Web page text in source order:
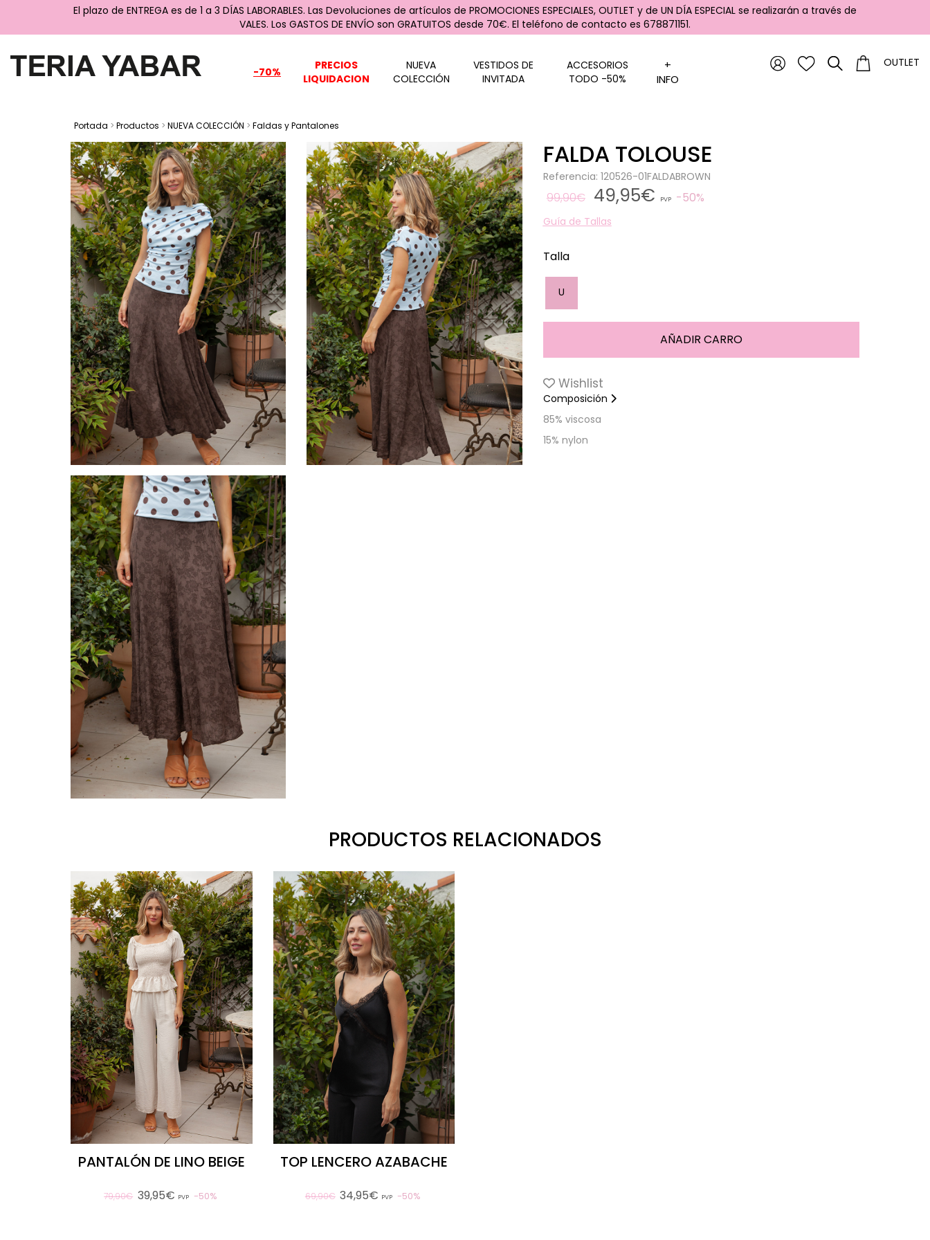
El plazo de ENTREGA es de 1 a 3 DÍAS LABORABLES. Las Devoluciones de artículos de PROMOCIONES ESPECIALES, OUTLET y de UN DÍA ESPECIAL se realizarán a través de
VALES. Los GASTOS DE ENVÍO son GRATUITOS desde 70€. El teléfono de contacto es 678871151.
OUTLET
-70%
PRECIOS
LIQUIDACION
NUEVA
COLECCIÓN
VESTIDOS DE
INVITADA
ACCESORIOS
TODO -50%
+
INFO
Portada > Productos > NUEVA COLECCIÓN > Faldas y Pantalones
FALDA TOLOUSE
Referencia: 120526-01FALDABROWN
99,90€ 49,95€ PVP 50%
Guía de Tallas
Talla
U
Wishlist
Composición
85% viscosa
15% nylon
PRODUCTOS RELACIONADOS
PANTALÓN DE LINO BEIGE
79,90€ 39,95€ PVP 50%
TOP LENCERO AZABACHE
69,90€ 34,95€ PVP 50%